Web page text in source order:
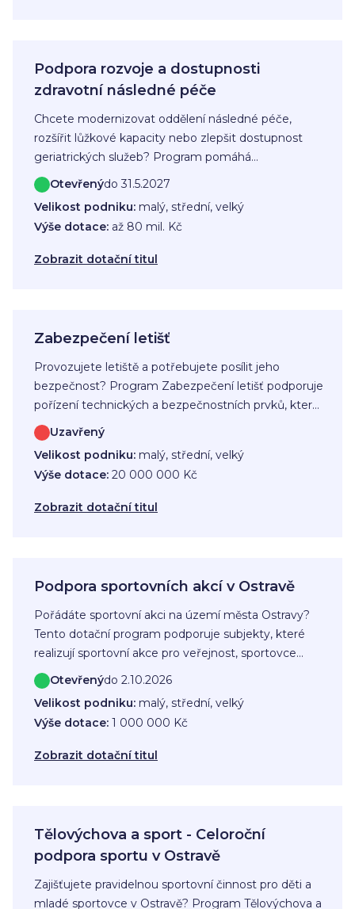
Podpora rozvoje a dostupnosti
zdravotní následné péče
Chcete modernizovat oddělení následné péče,
rozšířit lůžkové kapacity nebo zlepšit dostupnost
geriatrických služeb? Program pomáhá
zdravotnickým zařízením financovat rekonstrukce,
vybavení i rozvoj péče o pacienty. Dotace je určena
pro projekty v méně rozvinutých regionech,
například v Karlovarském, Ústeckém, Olomouckém,
Moravskoslezském nebo Zlínském kraji.
Otevřenýdo 31.5.2027
Velikost podniku: malý, střední, velký
Výše dotace: až 80 mil. Kč
Zobrazit dotační titul
Zabezpečení letišť
Provozujete letiště a potřebujete posílit jeho
bezpečnost? Program Zabezpečení letišť podporuje
pořízení technických a bezpečnostních prvků, které
slouží k ochraně civilního letectví před protiprávními
činy. Dotace je určena pro provozovatele letišť na
území České republiky.
Uzavřený
Velikost podniku: malý, střední, velký
Výše dotace: 20 000 000 Kč
Zobrazit dotační titul
Podpora sportovních akcí v Ostravě
Pořádáte sportovní akci na území města Ostravy?
Tento dotační program podporuje subjekty, které
realizují sportovní akce pro veřejnost, sportovce
nebo sportovní komunitu v Ostravě a jejích
městských obvodech. Dotace může pomoci pokrýt
část nákladů na organizaci akce, například sportovní
materiál, technické zajištění, služby rozhodčích nebo
osobní náklady.
Otevřenýdo 2.10.2026
Velikost podniku: malý, střední, velký
Výše dotace: 1 000 000 Kč
Zobrazit dotační titul
Tělovýchova a sport - Celoroční
podpora sportu v Ostravě
Zajišťujete pravidelnou sportovní činnost pro děti a
mladé sportovce v Ostravě? Program Tělovýchova a